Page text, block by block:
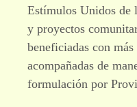
Estímulos Unidos de
y proyectos
beneficiadas con
acompañadas de
formulación por